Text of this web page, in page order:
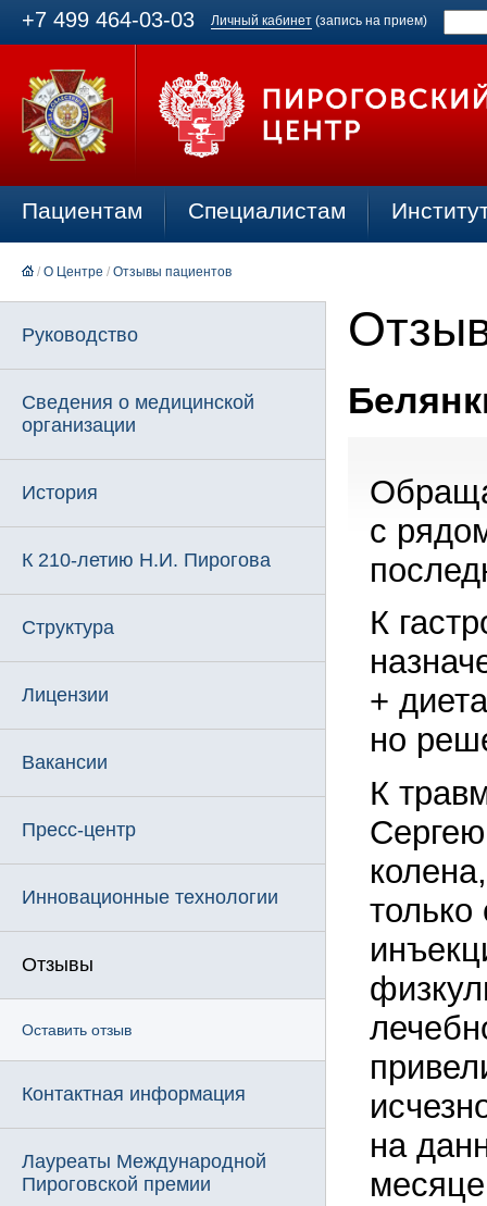
+7 499 464-03-03 Личный кабинет (запись на прием)
Пациентам Специалистам
/ О Центре / Отзывы пациентов
Руководство
Сведения о медицинской
организации
История
К 210-летию Н.И. Пирогова
Структура
Лицензии
Вакансии
Пресс-центр
Инновационные технологии
Отзывы
Оставить отзыв
Контактная информация
Лауреаты Международной
Пироговской премии
с
К
+
но
К
только
на